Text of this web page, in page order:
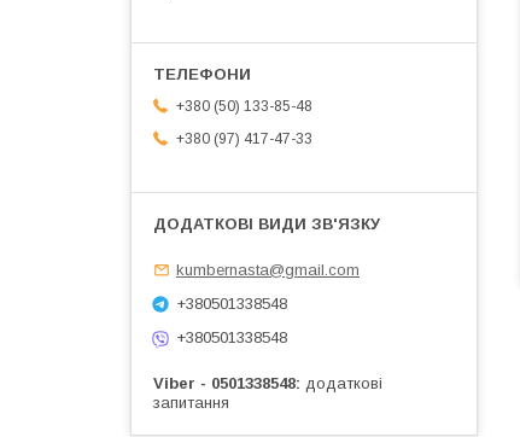
+380 (50) 133-85-48
+380 (97) 417-47-33
kumbernasta@gmail.com
+380501338548
+380501338548
Viber - 0501338548
додаткові
запитання